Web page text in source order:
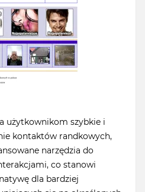
użytkownikom szybkie i
kontaktów randkowych,
narzędzia do
co stanowi
dla bardziej